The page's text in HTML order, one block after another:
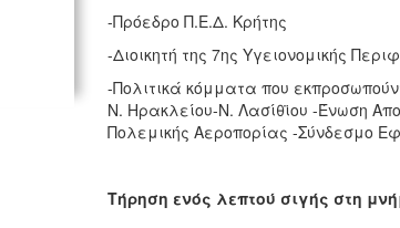
-Πρόεδρο Π.Ε.Δ. Κρήτης
-Διοικητή της 7ης Υγειονομικής
-Πολιτικά κόμματα που
Ν. Ηρακλείου-Ν. Λασίθϊου -Ένωση
Πολεμικής Αεροπορίας -Σύνδεσμο
Τήρηση ενός λεπτού σιγής στη